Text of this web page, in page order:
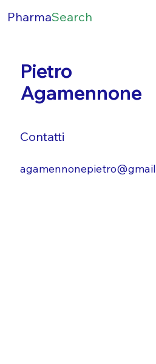
PharmaSearch
Pietro
Agamennone
Contatti